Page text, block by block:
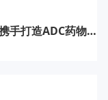
白帆生物与博腾股份达成战略合作，携手打造ADC药物研发生产供应链新生态